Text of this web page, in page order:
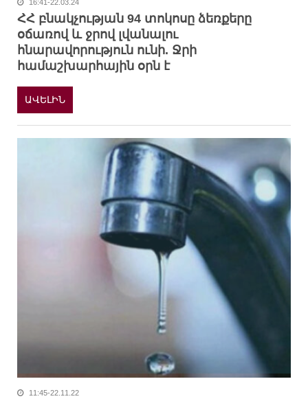
16:41-22.03.24
ՀՀ բնակչության 94 տոկոսը ձեռքերը
օճառով և ջրով լվանալու
հնարավորություն ունի. Ջրի
համաշխարհային օրն է
ԱՎԵԼԻՆ
11:45-22.11.22